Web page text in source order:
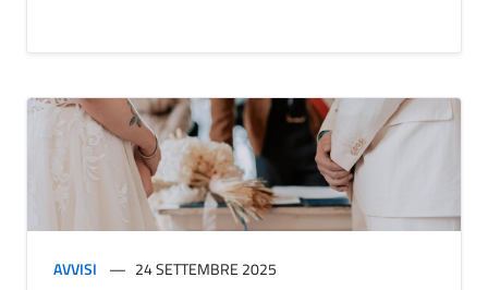
AVVISI 24 SETTEMBRE 2025